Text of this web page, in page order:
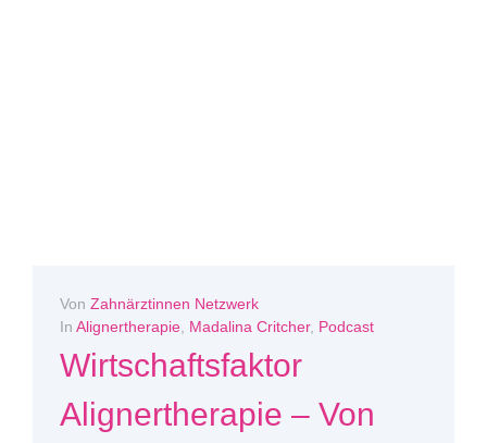
Von Zahnärztinnen Netzwerk
In Alignertherapie, Madalina Critcher, Podcast
Wirtschaftsfaktor
Alignertherapie – Von